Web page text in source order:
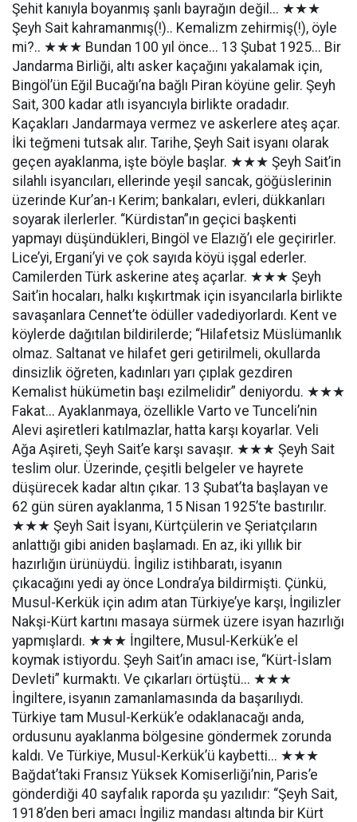
Şehit kanıyla boyanmış şanlı bayrağın değil... ★★★
Şeyh Sait kahramanmış(!).. Kemalizm zehirmiş(!), öyle
mi?.. ★★★ Bundan 100 yıl önce... 13 Şubat 1925... Bir
Jandarma Birliği, altı asker kaçağını yakalamak için,
Bingöl’ün Eğil Bucağı’na bağlı Piran köyüne gelir. Şeyh
Sait, 300 kadar atlı isyancıyla birlikte oradadır.
Kaçakları Jandarmaya vermez ve askerlere ateş açar.
İki teğmeni tutsak alır. Tarihe, Şeyh Sait isyanı olarak
geçen ayaklanma, işte böyle başlar. ★★★ Şeyh Sait’in
silahlı isyancıları, ellerinde yeşil sancak, göğüslerinin
üzerinde Kur’an-ı Kerim; bankaları, evleri, dükkanları
soyarak ilerlerler. “Kürdistan”ın geçici başkenti
yapmayı düşündükleri, Bingöl ve Elazığ’ı ele geçirirler.
Lice’yi, Ergani’yi ve çok sayıda köyü işgal ederler.
Camilerden Türk askerine ateş açarlar. ★★★ Şeyh
Sait’in hocaları, halkı kışkırtmak için isyancılarla birlikte
savaşanlara Cennet’te ödüller vadediyorlardı. Kent ve
köylerde dağıtılan bildirilerde; “Hilafetsiz Müslümanlık
olmaz. Saltanat ve hilafet geri getirilmeli, okullarda
dinsizlik öğreten, kadınları yarı çıplak gezdiren
Kemalist hükümetin başı ezilmelidir” deniyordu. ★★★
Fakat... Ayaklanmaya, özellikle Varto ve Tunceli’nin
Alevi aşiretleri katılmazlar, hatta karşı koyarlar. Veli
Ağa Aşireti, Şeyh Sait’e karşı savaşır. ★★★ Şeyh Sait
teslim olur. Üzerinde, çeşitli belgeler ve hayrete
düşürecek kadar altın çıkar. 13 Şubat’ta başlayan ve
62 gün süren ayaklanma, 15 Nisan 1925’te bastırılır.
★★★ Şeyh Sait İsyanı, Kürtçülerin ve Şeriatçıların
anlattığı gibi aniden başlamadı. En az, iki yıllık bir
hazırlığın ürünüydü. İngiliz istihbaratı, isyanın
çıkacağını yedi ay önce Londra’ya bildirmişti. Çünkü,
Musul-Kerkük için adım atan Türkiye’ye karşı, İngilizler
Nakşi-Kürt kartını masaya sürmek üzere isyan hazırlığı
yapmışlardı. ★★★ İngiltere, Musul-Kerkük’e el
koymak istiyordu. Şeyh Sait’in amacı ise, “Kürt-İslam
Devleti” kurmaktı. Ve çıkarları örtüştü... ★★★
İngiltere, isyanın zamanlamasında da başarılıydı.
Türkiye tam Musul-Kerkük’e odaklanacağı anda,
ordusunu ayaklanma bölgesine göndermek zorunda
kaldı. Ve Türkiye, Musul-Kerkük’ü kaybetti... ★★★
Bağdat’taki Fransız Yüksek Komiserliği’nin, Paris’e
gönderdiği 40 sayfalık raporda şu yazılıdır: “Şeyh Sait,
1918’den beri amacı İngiliz mandası altında bir Kürt